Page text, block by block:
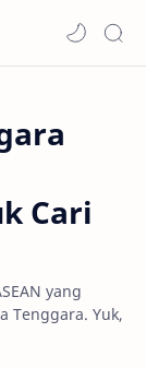
Cari
yang
Tenggara. Yuk,